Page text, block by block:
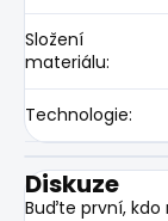
Složení
materiálu:
Technologie:
Diskuze
Buďte první, kdo